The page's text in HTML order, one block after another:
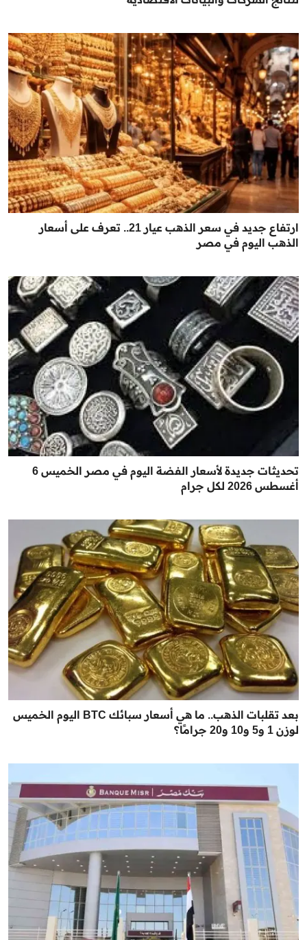
ارتفاع جديد في سعر الذهب عيار 21.. تعرف على أسعار
الذهب اليوم في مصر
تحديثات جديدة لأسعار الفضة اليوم في مصر الخميس 6
أغسطس 2026 لكل جرام
بعد تقلبات الذهب.. ما هي أسعار سبائك BTC اليوم الخميس
لوزن 1 و5 و10 و20 جرامًا؟